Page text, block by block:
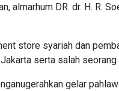
almarhum DR. dr. H. R.
store syariah dan
serta salah
gelar